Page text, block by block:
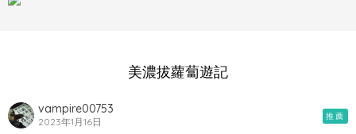
美濃拔蘿蔔遊記
vampire00753
2023年1月16日 推薦